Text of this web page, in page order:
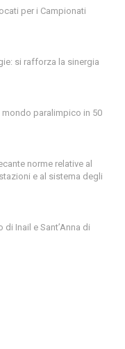
per i Campionati
si rafforza la sinergia
mondo paralimpico in 50
norme relative al
e al sistema degli
Inail e Sant’Anna di